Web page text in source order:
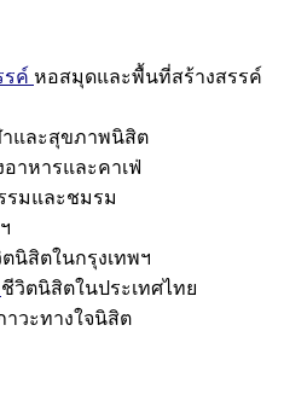
รค์ หอสมุดและพื้นที่สร้างสรรค์
และสุขภาพนิสิต
อาหารและคาเฟ่
รมและชมรม
นิสิตในกรุงเทพฯ
ชีวิตนิสิตในประเทศไทย
าวะทางใจนิสิต